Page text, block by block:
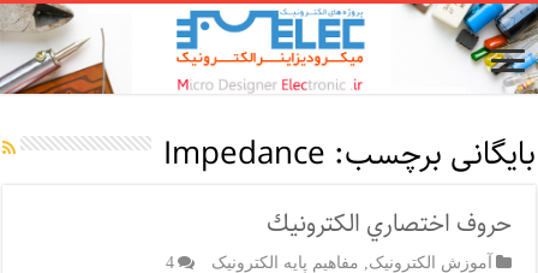
بایگانی برچسب: Impedance
حروف اختصاري الكترونيك
آموزش الکترونیک مفاهیم پایه الکترونیک 4